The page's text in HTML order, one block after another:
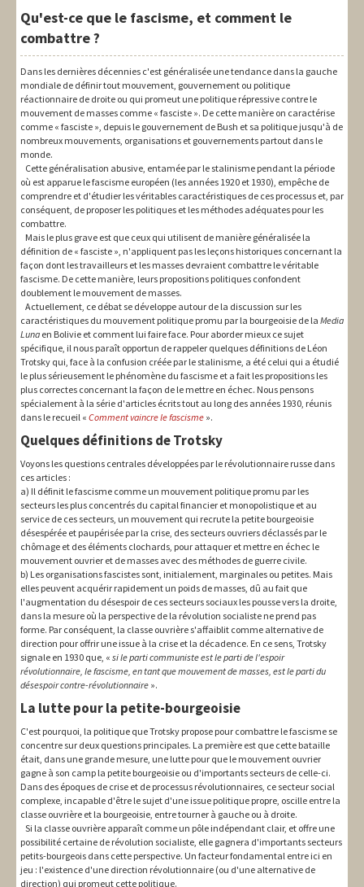
Qu'est-ce que le fascisme, et comment le
combattre ?
Dans les dernières décennies c'est généralisée une tendance dans la gauche
mondiale de définir tout mouvement, gouvernement ou politique
réactionnaire de droite ou qui promeut une politique répressive contre le
mouvement de masses comme « fasciste ». De cette manière on caractérise
comme « fasciste », depuis le gouvernement de Bush et sa politique jusqu'à de
nombreux mouvements, organisations et gouvernements partout dans le
monde.
Cette généralisation abusive, entamée par le stalinisme pendant la période
où est apparue le fascisme européen (les années 1920 et 1930), empêche de
comprendre et d'étudier les véritables caractéristiques de ces processus et, par
conséquent, de proposer les politiques et les méthodes adéquates pour les
combattre.
Mais le plus grave est que ceux qui utilisent de manière généralisée la
définition de « fasciste », n'appliquent pas les leçons historiques concernant la
façon dont les travailleurs et les masses devraient combattre le véritable
fascisme. De cette manière, leurs propositions politiques confondent
doublement le mouvement de masses.
Actuellement, ce débat se développe autour de la discussion sur les
caractéristiques du mouvement politique promu par la bourgeoisie de la Media
Luna en Bolivie et comment lui faire face. Pour aborder mieux ce sujet
spécifique, il nous paraît opportun de rappeler quelques définitions de Léon
Trotsky qui, face à la confusion créée par le stalinisme, a été celui qui a étudié
le plus sérieusement le phénomène du fascisme et a fait les propositions les
plus correctes concernant la façon de le mettre en échec. Nous pensons
spécialement à la série d'articles écrits tout au long des années 1930, réunis
dans le recueil « Comment vaincre le fascisme ».
Quelques définitions de Trotsky
Voyons les questions centrales développées par le révolutionnaire russe dans
ces articles :
a) Il définit le fascisme comme un mouvement politique promu par les
secteurs les plus concentrés du capital financier et monopolistique et au
service de ces secteurs, un mouvement qui recrute la petite bourgeoisie
désespérée et paupérisée par la crise, des secteurs ouvriers déclassés par le
chômage et des éléments clochards, pour attaquer et mettre en échec le
mouvement ouvrier et de masses avec des méthodes de guerre civile.
b) Les organisations fascistes sont, initialement, marginales ou petites. Mais
elles peuvent acquérir rapidement un poids de masses, dû au fait que
l'augmentation du désespoir de ces secteurs sociaux les pousse vers la droite,
dans la mesure où la perspective de la révolution socialiste ne prend pas
forme. Par conséquent, la classe ouvrière s'affaiblit comme alternative de
direction pour offrir une issue à la crise et la décadence. En ce sens, Trotsky
signale en 1930 que, « si le parti communiste est le parti de l'espoir
révolutionnaire, le fascisme, en tant que mouvement de masses, est le parti du
désespoir contre-révolutionnaire ».
La lutte pour la petite-bourgeoisie
C'est pourquoi, la politique que Trotsky propose pour combattre le fascisme se
concentre sur deux questions principales. La première est que cette bataille
était, dans une grande mesure, une lutte pour que le mouvement ouvrier
gagne à son camp la petite bourgeoisie ou d'importants secteurs de celle-ci.
Dans des époques de crise et de processus révolutionnaires, ce secteur social
complexe, incapable d'être le sujet d'une issue politique propre, oscille entre la
classe ouvrière et la bourgeoisie, entre tourner à gauche ou à droite.
Si la classe ouvrière apparaît comme un pôle indépendant clair, et offre une
possibilité certaine de révolution socialiste, elle gagnera d'importants secteurs
petits-bourgeois dans cette perspective. Un facteur fondamental entre ici en
jeu : l'existence d'une direction révolutionnaire (ou d'une alternative de
direction) qui promeut cette politique.